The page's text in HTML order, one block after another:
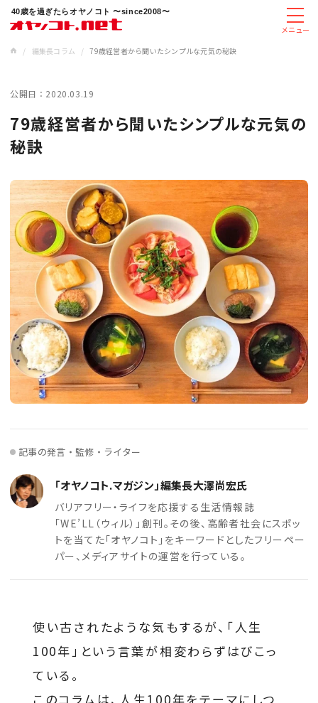
40歳を過ぎたらオヤノコト 〜since2008〜
メニュー
/
編集長コラム / 79歳経営者から聞いたシンプルな元気の秘訣
公開日： 2020.03.19
79歳経営者から聞いたシンプルな元気の
秘訣
記事の発言・監修・ライター
「オヤノコト.マガジン」編集長大澤尚宏氏
バリアフリー・ライフを応援する生活情報誌
「WE’LL（ウィル）」創刊。その後、高齢者社会にスポッ
トを当てた「オヤノコト」をキーワードとしたフリーペー
パー、メディアサイトの運営を行っている。
使い古されたような気もするが、「人生
100年」という言葉が相変わらずはびこっ
ている。
このコラムは、人生100年をテーマにしつ